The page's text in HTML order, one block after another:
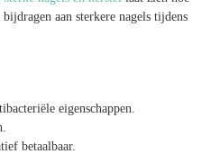
aan sterkere nagels tijdens
eigenschappen.
betaalbaar.